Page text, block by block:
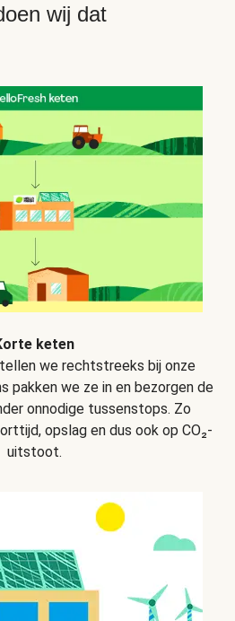
wij dat
keten
we rechtstreeks bij onze
pakken we ze in en bezorgen de
onnodige tussenstops. Zo
opslag en dus ook op CO₂-
uitstoot.